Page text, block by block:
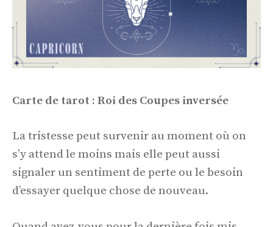
Carte de tarot : Roi des Coupes inversée
La tristesse peut survenir au moment où on
s’y attend le moins mais elle peut aussi
signaler un sentiment de perte ou le besoin
d’essayer quelque chose de nouveau.